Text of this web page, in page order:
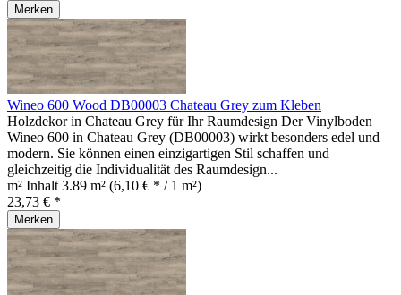
Merken
Wineo 600 Wood DB00003 Chateau Grey zum Kleben
Holzdekor in Chateau Grey für Ihr Raumdesign Der Vinylboden
Wineo 600 in Chateau Grey (DB00003) wirkt besonders edel und
modern. Sie können einen einzigartigen Stil schaffen und
gleichzeitig die Individualität des Raumdesign...
m² Inhalt 3.89 m² (6,10 € * / 1 m²)
23,73 € *
Merken